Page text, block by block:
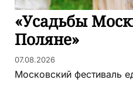
«Усадьбы
Поляне»
07.08.2026
Московский фестиваль